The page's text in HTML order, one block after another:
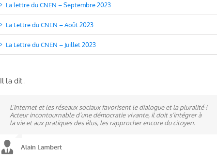
La lettre du CNEN – Septembre 2023
La Lettre du CNEN – Août 2023
La Lettre du CNEN – Juillet 2023
Il l’a dit…
L’Internet et les réseaux sociaux favorisent le dialogue et la pluralité !
Acteur incontournable d’une démocratie vivante, il doit s’intégrer à
la vie et aux pratiques des élus, les rapprocher encore du citoyen.
Alain Lambert
Ne pas subir, mais construire son destin, telle est la philosophie qui
n’a cessé de mobiliser la ville d’Alençon, son agglomération et ses
élus.
Alain Lambert
A mes yeux, la politique est synonyme de service : un sénateur doit
être au service des élus et des communes comme un maire sait si bien
l’être au service des habitants.
Alain Lambert